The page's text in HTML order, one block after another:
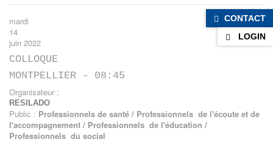
mardi
14
juin 2022
COLLOQUE
MONTPELLIER - 08:45
Organisateur :
RESILADO
Public : Professionnels de santé / Professionnels de l'écoute et de
l'accompagnement / Professionnels de l'éducation /
Professionnels du social
CONTACT
LOGIN